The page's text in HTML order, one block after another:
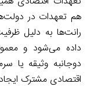
هم تعهدات در
رانت‌ها به دلیل
داده می‌شود و
دوجانبه وثیقه یا
اقتصادی مشترک